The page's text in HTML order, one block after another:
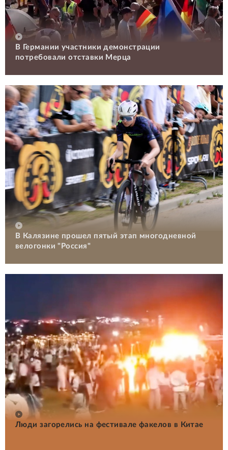
В Германии участники демонстрации
потребовали отставки Мерца
В Калязине прошел пятый этап многодневной
велогонки "Россия"
Люди загорелись на фестивале факелов в Китае